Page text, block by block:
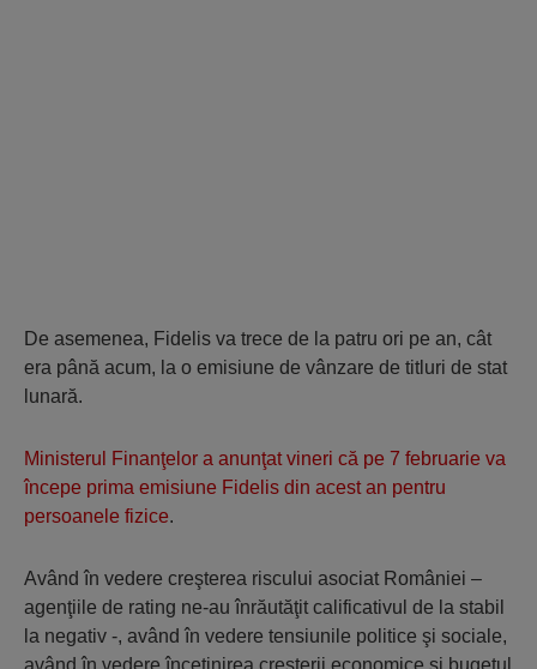
De asemenea, Fidelis va trece de la patru ori pe an, cât
era până acum, la o emisiune de vânzare de titluri de stat
lunară.
Ministerul Finanţelor a anunţat vineri că pe 7 februarie va
începe prima emisiune Fidelis din acest an pentru
persoanele fizice.
Având în vedere creşterea riscului asociat României –
agenţiile de rating ne-au înrăutăţit calificativul de la stabil
la negativ -, având în vedere tensiunile politice şi sociale,
având în vedere încetinirea creşterii economice şi bugetul